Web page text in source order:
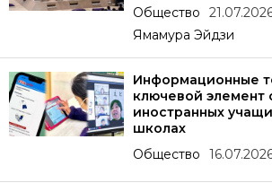
Общество
Ямамура Эйдзи
Информационные
ключевой элемент
иностранных
школах
Общество